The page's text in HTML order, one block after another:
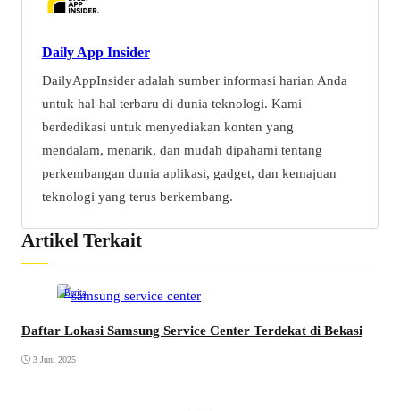
Daily App Insider
DailyAppInsider adalah sumber informasi harian Anda
untuk hal-hal terbaru di dunia teknologi. Kami
berdedikasi untuk menyediakan konten yang
mendalam, menarik, dan mudah dipahami tentang
perkembangan dunia aplikasi, gadget, dan kemajuan
teknologi yang terus berkembang.
Artikel Terkait
Berita
Daftar Lokasi Samsung Service Center Terdekat di Bekasi
3 Juni 2025